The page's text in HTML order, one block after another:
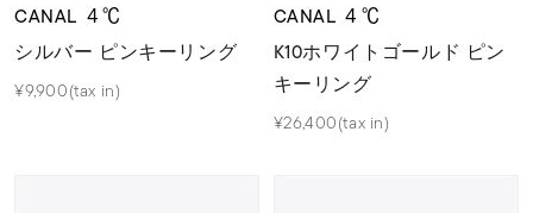
CANAL ４℃
シルバー ピンキーリング
¥9,900(tax in)
CANAL ４℃
K10ホワイトゴールド ピン
キーリング
¥26,400(tax in)